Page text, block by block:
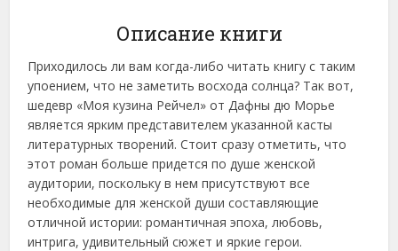
Описание книги
Приходилось ли вам когда-либо читать книгу с таким
упоением, что не заметить восхода солнца? Так вот,
шедевр «Моя кузина Рейчел» от Дафны дю Морье
является ярким представителем указанной касты
литературных творений. Стоит сразу отметить, что
этот роман больше придется по душе женской
аудитории, поскольку в нем присутствуют все
необходимые для женской души составляющие
отличной истории: романтичная эпоха, любовь,
интрига, удивительный сюжет и яркие герои.